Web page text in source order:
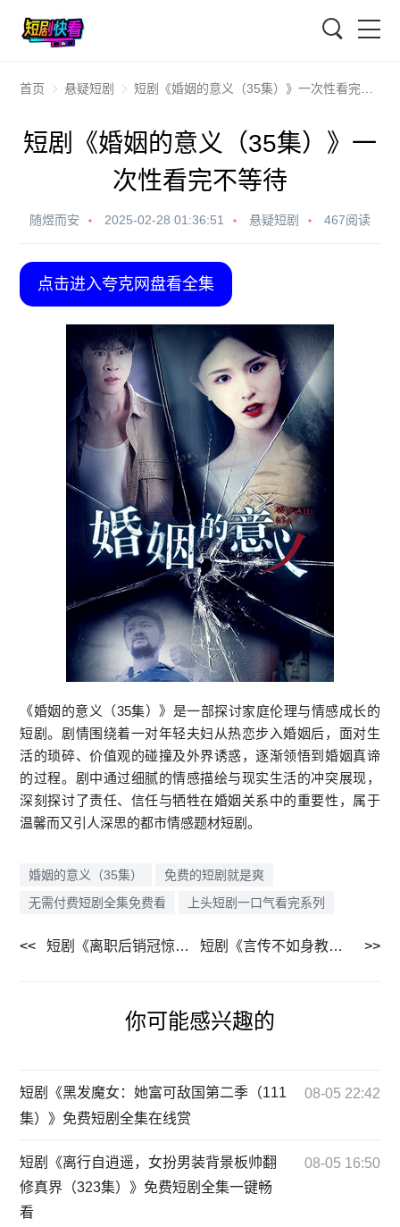
首页 悬疑短剧 短剧《婚姻的意义（35集）》一次性看完不等待
短剧《婚姻的意义（35集）》一
次性看完不等待
随煜而安 2025-02-28 01:36:51 悬疑短剧 467阅读
点击进入夸克网盘看全集
《婚姻的意义（35集）》是一部探讨家庭伦理与情感成长的
短剧。剧情围绕着一对年轻夫妇从热恋步入婚姻后，面对生
活的琐碎、价值观的碰撞及外界诱惑，逐渐领悟到婚姻真谛
的过程。剧中通过细腻的情感描绘与现实生活的冲突展现，
深刻探讨了责任、信任与牺牲在婚姻关系中的重要性，属于
温馨而又引人深思的都市情感题材短剧。
婚姻的意义（35集）
免费的短剧就是爽
无需付费短剧全集免费看
上头短剧一口气看完系列
短剧《离职后销冠惊艳全场（30集）》平板电视大屏观看更爽 短剧《言传不如身教（30集）》精彩剧情不容错过在线看
你可能感兴趣的
短剧《黑发魔女：她富可敌国第二季（111
集）》免费短剧全集在线赏
08-05 22:42
短剧《离行自逍遥，女扮男装背景板帅翻
修真界（323集）》免费短剧全集一键畅
看
08-05 16:50